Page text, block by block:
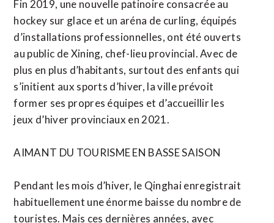
Fin 2019, une nouvelle patinoire consacrée au
hockey sur glace et un aréna de curling, équipés
d’installations professionnelles, ont été ouverts
au public de Xining, chef-lieu provincial. Avec de
plus en plus d’habitants, surtout des enfants qui
s’initient aux sports d’hiver, la ville prévoit
former ses propres équipes et d’accueillir les
jeux d’hiver provinciaux en 2021.
AIMANT DU TOURISME EN BASSE SAISON
Pendant les mois d’hiver, le Qinghai enregistrait
habituellement une énorme baisse du nombre de
touristes. Mais ces dernières années, avec